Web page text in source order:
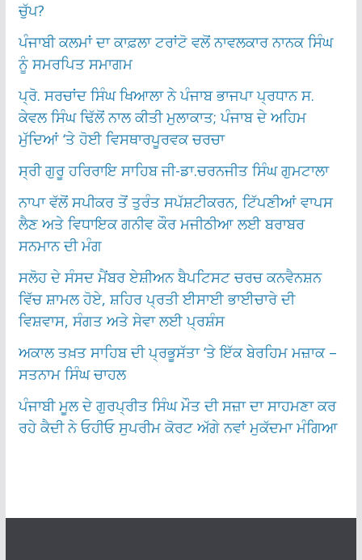
ਚੁੱਪ?
ਪੰਜਾਬੀ ਕਲਮਾਂ ਦਾ ਕਾਫ਼ਲਾ ਟਰਾਂਟੋ ਵਲੋਂ ਨਾਵਲਕਾਰ ਨਾਨਕ ਸਿੰਘ
ਨੂੰ ਸਮਰਪਿਤ ਸਮਾਗਮ
ਪ੍ਰੋ. ਸਰਚਾਂਦ ਸਿੰਘ ਖਿਆਲਾ ਨੇ ਪੰਜਾਬ ਭਾਜਪਾ ਪ੍ਰਧਾਨ ਸ.
ਕੇਵਲ ਸਿੰਘ ਢਿੱਲੋਂ ਨਾਲ ਕੀਤੀ ਮੁਲਾਕਾਤ; ਪੰਜਾਬ ਦੇ ਅਹਿਮ
ਮੁੱਦਿਆਂ ‘ਤੇ ਹੋਈ ਵਿਸਥਾਰਪੂਰਵਕ ਚਰਚਾ
ਸ੍ਰੀ ਗੁਰੂ ਹਰਿਰਾਇ ਸਾਹਿਬ ਜੀ-ਡਾ.ਚਰਨਜੀਤ ਸਿੰਘ ਗੁਮਟਾਲਾ
ਨਾਪਾ ਵੱਲੋਂ ਸਪੀਕਰ ਤੋਂ ਤੁਰੰਤ ਸਪੱਸ਼ਟੀਕਰਨ, ਟਿੱਪਣੀਆਂ ਵਾਪਸ
ਲੈਣ ਅਤੇ ਵਿਧਾਇਕ ਗਨੀਵ ਕੌਰ ਮਜੀਠੀਆ ਲਈ ਬਰਾਬਰ
ਸਨਮਾਨ ਦੀ ਮੰਗ
ਸਲੋਹ ਦੇ ਸੰਸਦ ਮੈਂਬਰ ਏਸ਼ੀਅਨ ਬੈਪਟਿਸਟ ਚਰਚ ਕਨਵੈਨਸ਼ਨ
ਵਿੱਚ ਸ਼ਾਮਲ ਹੋਏ, ਸ਼ਹਿਰ ਪ੍ਰਤੀ ਈਸਾਈ ਭਾਈਚਾਰੇ ਦੀ
ਵਿਸ਼ਵਾਸ, ਸੰਗਤ ਅਤੇ ਸੇਵਾ ਲਈ ਪ੍ਰਸ਼ੰਸ
ਅਕਾਲ ਤਖ਼ਤ ਸਾਹਿਬ ਦੀ ਪ੍ਰਭੂਸੱਤਾ ‘ਤੇ ਇੱਕ ਬੇਰਹਿਮ ਮਜ਼ਾਕ –
ਸਤਨਾਮ ਸਿੰਘ ਚਾਹਲ
ਪੰਜਾਬੀ ਮੂਲ ਦੇ ਗੁਰਪ੍ਰੀਤ ਸਿੰਘ ਮੌਤ ਦੀ ਸਜ਼ਾ ਦਾ ਸਾਹਮਣਾ ਕਰ
ਰਹੇ ਕੈਦੀ ਨੇ ਓਹੀਓ ਸੁਪਰੀਮ ਕੋਰਟ ਅੱਗੇ ਨਵਾਂ ਮੁਕੱਦਮਾ ਮੰਗਿਆ